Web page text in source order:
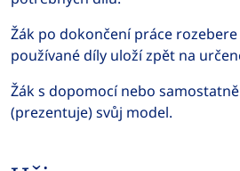
Žák po dokončení práce
používané díly uloží zpět na
Žák s dopomocí nebo
(prezentuje) svůj model.